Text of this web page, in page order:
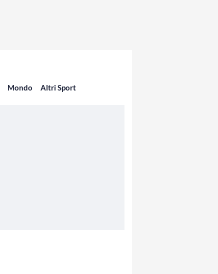
Mondo Altri Sport